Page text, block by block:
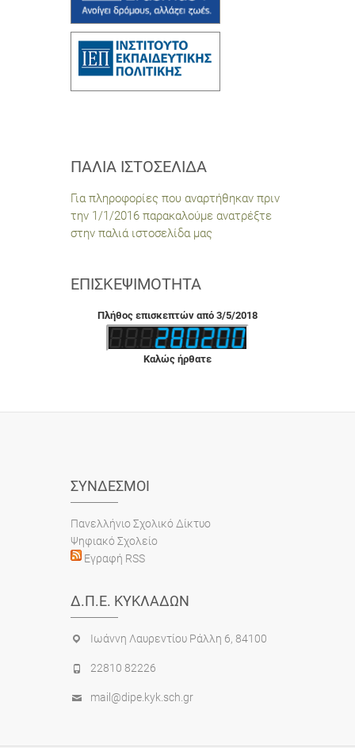
ΠΑΛΙΆ ΙΣΤΟΣΕΛΊΔΑ
Για πληροφορίες που αναρτήθηκαν πριν
την 1/1/2016 παρακαλούμε ανατρέξτε
στην παλιά ιστοσελίδα μας
ΕΠΙΣΚΕΨΙΜΌΤΗΤΑ
Πλήθος επισκεπτών από 3/5/2018
Καλώς ήρθατε
ΣΎΝΔΕΣΜΟΙ
Πανελλήνιο Σχολικό Δίκτυο
Ψηφιακό Σχολείο
Εγραφή RSS
Δ.Π.Ε. ΚΥΚΛΆΔΩΝ
Ιωάννη Λαυρεντίου Ράλλη 6, 84100
22810 82226
mail@dipe.kyk.sch.gr